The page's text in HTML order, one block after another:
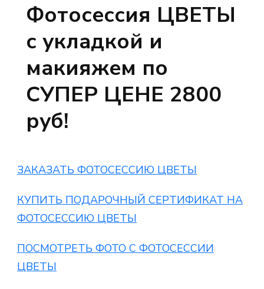
Фотосессия ЦВЕТЫ
с укладкой и
макияжем по
СУПЕР ЦЕНЕ 2800
руб!
ЗАКАЗАТЬ ФОТОСЕССИЮ ЦВЕТЫ
КУПИТЬ ПОДАРОЧНЫЙ СЕРТИФИКАТ НА
ФОТОСЕССИЮ ЦВЕТЫ
ПОСМОТРЕТЬ ФОТО С ФОТОСЕССИИ
ЦВЕТЫ